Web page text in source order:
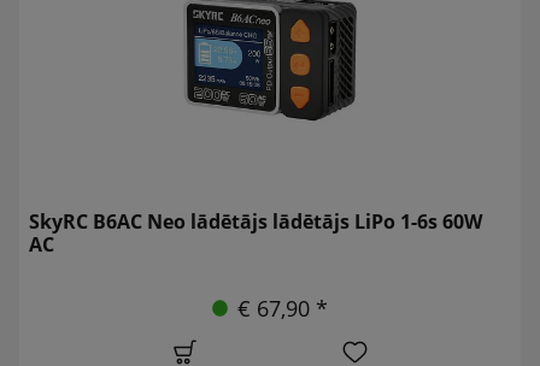
SkyRC B6AC Neo lādētājs lādētājs LiPo 1-6s 60W
AC
€ 67,90 *